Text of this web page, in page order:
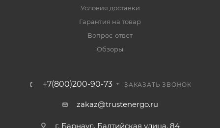
Условия доставки
Гарантия на товар
Вопрос-ответ
Обзоры
+7(800)200-90-73 ЗАКАЗАТЬ ЗВОНОК
zakaz@trustenergo.ru
г. Барнаул, Балтийская улица, 84